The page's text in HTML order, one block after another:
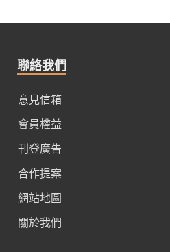
聯絡我們
意見信箱
會員權益
刊登廣告
合作提案
網站地圖
關於我們